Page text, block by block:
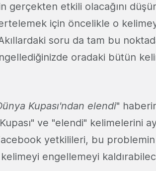
gerçekten etkili olacağını
için öncelikle o
soru da tam bu
oradaki bütün
Kupası'ndan elendi"
ve "elendi" kelimelerini
yetkilileri, bu
engellemeyi